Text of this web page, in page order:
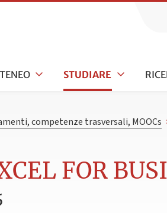
STUDIARE
competenze trasversali, MOOCs
FOR